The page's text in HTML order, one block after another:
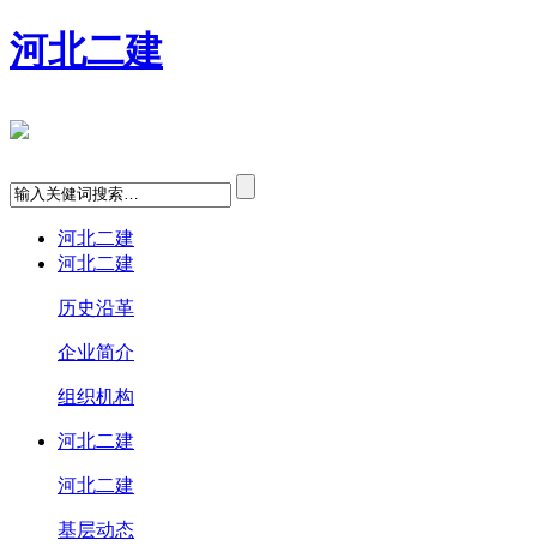
河北二建
河北二建
河北二建
历史沿革
企业简介
组织机构
河北二建
河北二建
基层动态